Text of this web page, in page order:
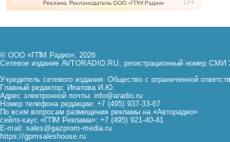
© ООО «ГПМ Радио», 2026
Сетевое издание AVTORADIO.RU, регистрационный номер СМИ
Учредитель сетевого издания: Общество с ограниченной
Главный редактор: Ипатова И.Ю.
Адрес электронной почты: info@aradio.ru
Номер телефона редакции: +7 (495) 937-33-67
По всем вопросам размещения рекламы на «Авторадио»
сейлз-хаус «ГПМ Реклама»: +7 (495) 921-40-41
E-mail: sales@gazprom-media.ru
https://gpmsaleshouse.ru